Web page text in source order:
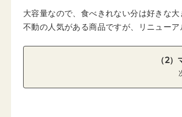
大容量なので、食べきれない分は好きな
不動の人気がある商品ですが、リニュー
（2